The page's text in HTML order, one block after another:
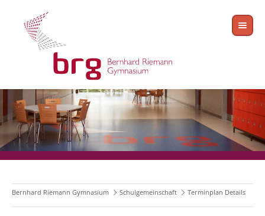
Bernhard Riemann Gymnasium Schulgemeinschaft Terminplan Details